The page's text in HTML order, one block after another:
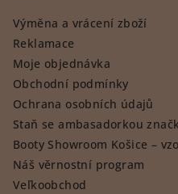
Výměna a vrácení zboží
Reklamace
Moje objednávka
Obchodní podmínky
Ochrana osobních údajů
Staň se ambasadorkou
Booty Showroom Košice –
Náš věrnostní program
Veľkoobchod